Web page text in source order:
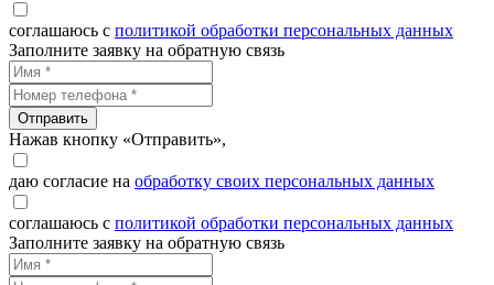
соглашаюсь с политикой обработки персональных данных
Заполните заявку на обратную связь
Отправить
Нажав кнопку «Отправить»,
даю согласие на обработку своих персональных данных
соглашаюсь с политикой обработки персональных данных
Заполните заявку на обратную связь